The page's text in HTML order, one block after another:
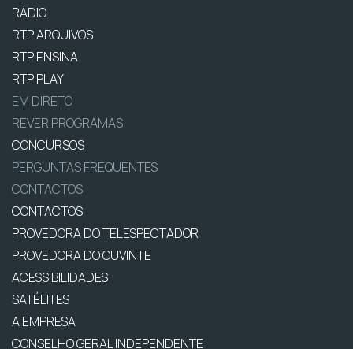
RÁDIO
RTP ARQUIVOS
RTP ENSINA
RTP PLAY
EM DIRETO
REVER PROGRAMAS
CONCURSOS
PERGUNTAS FREQUENTES
CONTACTOS
CONTACTOS
PROVEDORA DO TELESPECTADOR
PROVEDORA DO OUVINTE
ACESSIBILIDADES
SATÉLITES
A EMPRESA
CONSELHO GERAL INDEPENDENTE